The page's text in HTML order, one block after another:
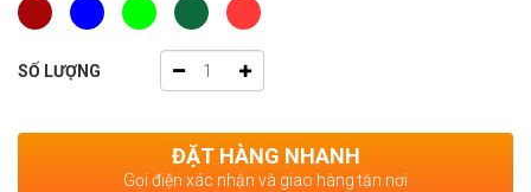
SỐ LƯỢNG
ĐẶT HÀNG NHANH
Gọi điện xác nhận và giao hàng tận nơi